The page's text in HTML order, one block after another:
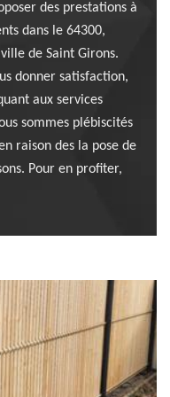
des prestations à
dans le 64300,
de Saint Girons.
donner satisfaction,
aux services
sommes plébiscités
raison des la pose de
Pour en profiter,